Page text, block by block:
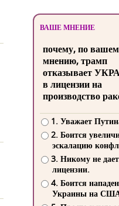
ВАШЕ МНЕНИЕ
почему, по
мнению, трамп
отказывает
в лицензии на
производство
1. Уважает
2. Боится
эскалацию
3. Никому не
лицензии.
4. Боится
Украины на